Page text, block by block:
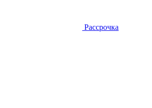
Рассрочка